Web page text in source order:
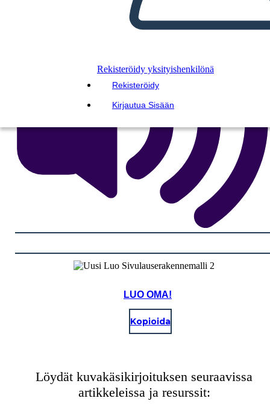
Rekisteröidy yksityishenkilönä
Rekisteröidy
Kirjautua Sisään
LUO OMA!
Kopioida
Löydät kuvakäsikirjoituksen seuraavissa
artikkeleissa ja resurssit: